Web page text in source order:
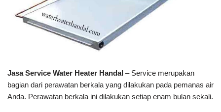
Jasa Service Water Heater Handal – Service merupakan
bagian dari perawatan berkala yang dilakukan pada pemanas air
Anda. Perawatan berkala ini dilakukan setiap enam bulan sekali.